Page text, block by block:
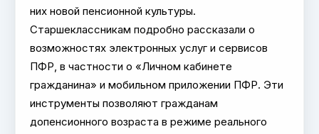
них новой пенсионной культуры.
Старшеклассникам подробно рассказали о
возможностях электронных услуг и сервисов
ПФР, в частности о «Личном кабинете
гражданина» и мобильном приложении ПФР. Эти
инструменты позволяют гражданам
допенсионного возраста в режиме реального